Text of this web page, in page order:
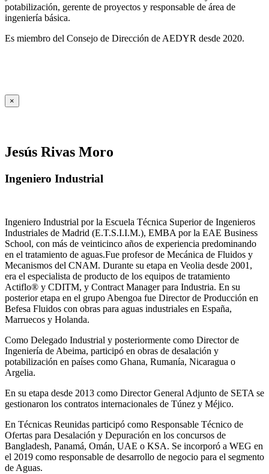
potabilización, gerente de proyectos y responsable de área de
ingeniería básica.
Es miembro del Consejo de Dirección de AEDYR desde 2020.
×
Jesús Rivas Moro
Ingeniero Industrial
Ingeniero Industrial por la Escuela Técnica Superior de Ingenieros
Industriales de Madrid (E.T.S.I.I.M.), EMBA por la EAE Business
School, con más de veinticinco años de experiencia predominando
en el tratamiento de aguas.Fue profesor de Mecánica de Fluidos y
Mecanismos del CNAM. Durante su etapa en Veolia desde 2001,
era el especialista de producto de los equipos de tratamiento
Actiflo® y CDITM, y Contract Manager para Industria. En su
posterior etapa en el grupo Abengoa fue Director de Producción en
Befesa Fluidos con obras para aguas industriales en España,
Marruecos y Holanda.
Como Delegado Industrial y posteriormente como Director de
Ingeniería de Abeima, participó en obras de desalación y
potabilización en países como Ghana, Rumanía, Nicaragua o
Argelia.
En su etapa desde 2013 como Director General Adjunto de SETA se
gestionaron los contratos internacionales de Túnez y Méjico.
En Técnicas Reunidas participó como Responsable Técnico de
Ofertas para Desalación y Depuración en los concursos de
Bangladesh, Panamá, Omán, UAE o KSA. Se incorporó a WEG en
el 2019 como responsable de desarrollo de negocio para el segmento
de Aguas.